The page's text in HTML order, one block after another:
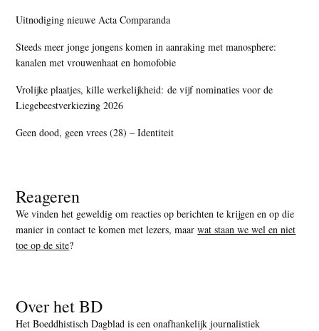
Uitnodiging nieuwe Acta Comparanda
Steeds meer jonge jongens komen in aanraking met manosphere:
kanalen met vrouwenhaat en homofobie
Vrolijke plaatjes, kille werkelijkheid: de vijf nominaties voor de
Liegebeestverkiezing 2026
Geen dood, geen vrees (28) – Identiteit
Reageren
We vinden het geweldig om reacties op berichten te krijgen en op die
manier in contact te komen met lezers, maarwat staan we wel en niet
toe op de site?
Over het BD
Het Boeddhistisch Dagblad is een onafhankelijk journalistiek